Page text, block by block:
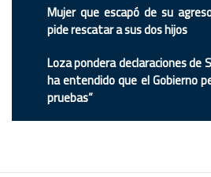
Mujer que escapó de su
pide rescatar a sus dos hijos
Loza pondera declaraciones de
ha entendido que el Gobierno
pruebas”